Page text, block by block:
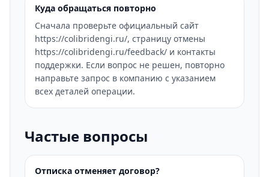
Куда обращаться повторно
Сначала проверьте официальный сайт
https://colibridengi.ru/, страницу отмены
https://colibridengi.ru/feedback/ и контакты
поддержки. Если вопрос не решен, повторно
направьте запрос в компанию с указанием
всех деталей операции.
Частые вопросы
Отписка отменяет договор?